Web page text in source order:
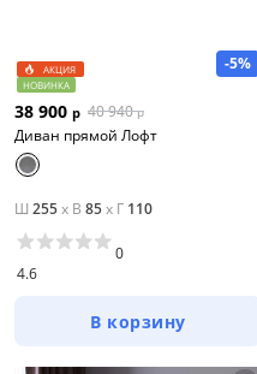
-5%
АКЦИЯ
НОВИНКА
38 900 р 40 940 р
Диван прямой Лофт
Ш 255x В 85x Г 110
4.6
0
В корзину